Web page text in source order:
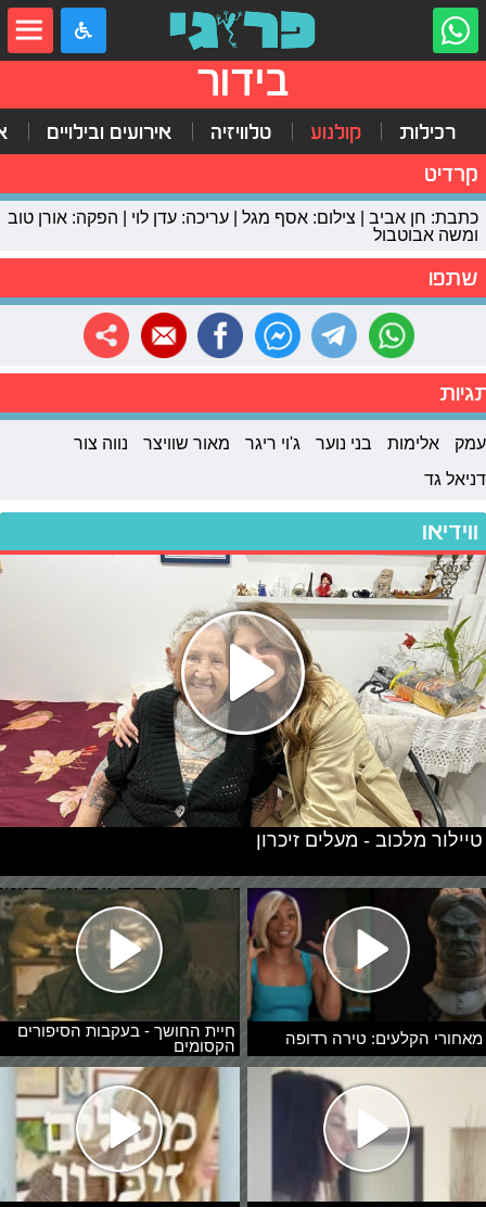
בידור
רכילות קולנוע טלוויזיה אירועים ובילויים
קרדיט
כתבת: חן אביב | צילום: אסף מגל | עריכה: עדן לוי | הפקה: אורן טוב
ומשה אבוטבול
שתפו
עמק אלימות בני נוער ג'וי ריגר מאור שוויצר
נווה צור
דניאל גד
ווידיאו
מאחורי הקלעים: טירה רדופה
חיית החושך - בעקבות הסיפורים
הקסומים
טיילור מלכוב - מעלים זיכרון